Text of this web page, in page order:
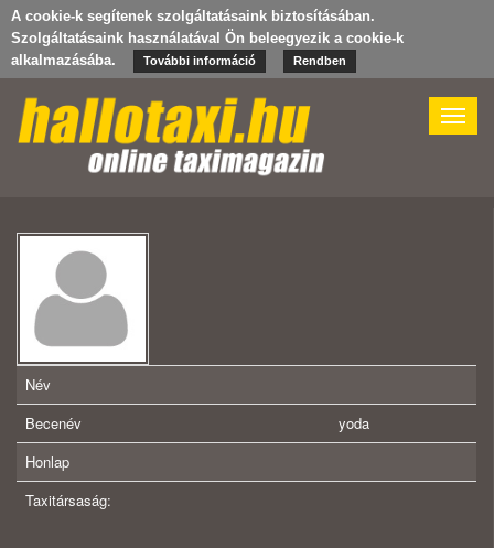
A cookie-k segítenek szolgáltatásaink biztosításában.
Szolgáltatásaink használatával Ön beleegyezik a cookie-k
alkalmazásába.
További információ Rendben
Toggle
Név
Becenév
yoda
Honlap
Taxitársaság: